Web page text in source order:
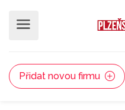
Přidat novou firmu